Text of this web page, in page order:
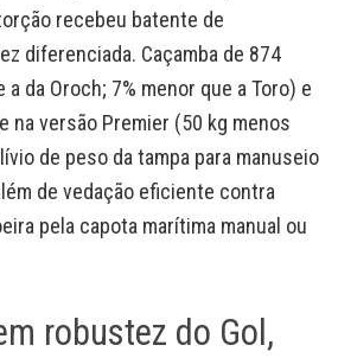
recebeu batente de
diferenciada. Caçamba de 874
a da Oroch; 7% menor que a Toro) e
na versão Premier (50 kg menos
de peso da tampa para manuseio
de vedação eficiente contra
pela capota marítima manual ou
robustez do Gol,